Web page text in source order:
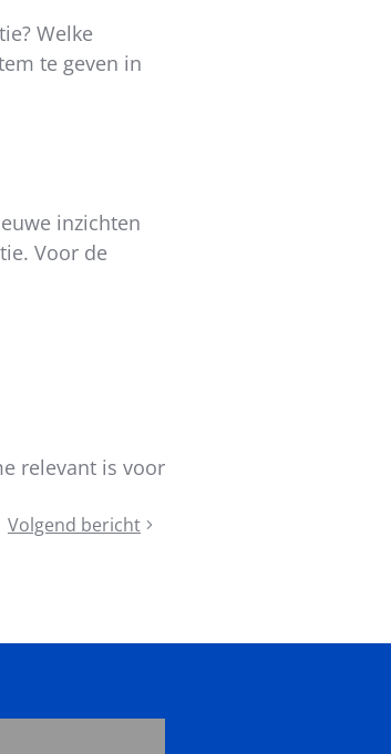
Welke
te geven in
inzichten
Voor de
relevant is voor
Volgend bericht
Het
jullie